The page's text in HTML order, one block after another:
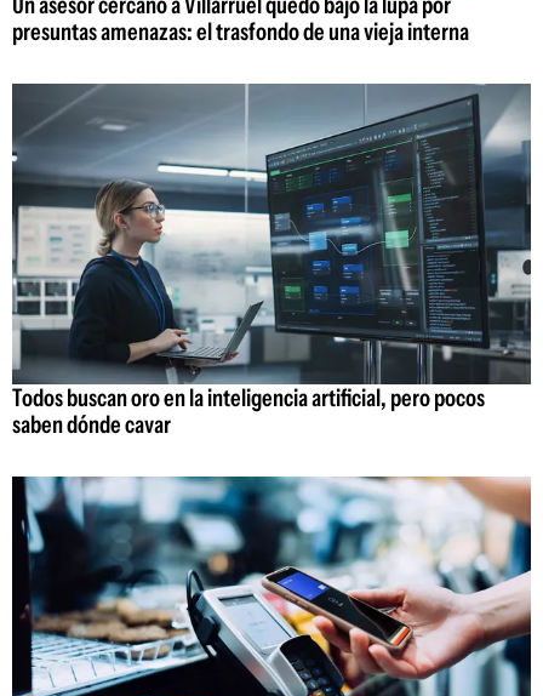
presuntas amenazas: el trasfondo de una vieja interna
Todos buscan oro en la inteligencia artificial, pero pocos
saben dónde cavar